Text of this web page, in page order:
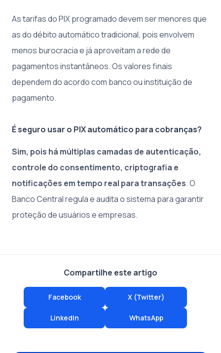
As tarifas do PIX programado devem ser menores que
as do débito automático tradicional, pois envolvem
menos burocracia e já aproveitam a rede de
pagamentos instantâneos. Os valores finais
dependem do acordo com banco ou instituição de
pagamento.
É seguro usar o PIX automático para cobranças?
Sim, pois há múltiplas camadas de autenticação,
controle do consentimento, criptografia e
notificações em tempo real para transações. O
Banco Central regula e audita o sistema para garantir
proteção de usuários e empresas.
Compartilhe este artigo
Facebook X (Twitter)
LinkedIn WhatsApp